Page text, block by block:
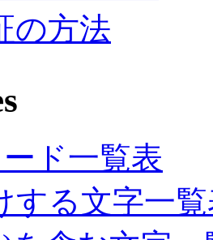
の方法
ド一覧表
する文字一